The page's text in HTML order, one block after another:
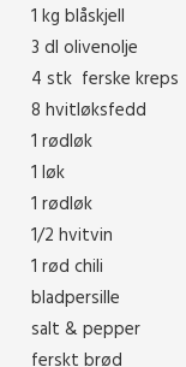
1 kg blåskjell
3 dl olivenolje
4 stk ferske kreps
8 hvitløksfedd
1 rødløk
1 løk
1 rødløk
1/2 hvitvin
1 rød chili
bladpersille
salt & pepper
ferskt brød